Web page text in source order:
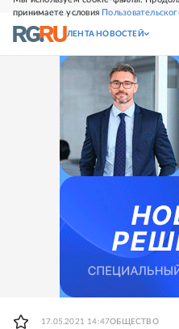
принимаете условия
СВЕЖИЙ НОМЕР
ЛЕНТА НОВОСТЕЙ
17.05.2021 14:47ОБЩЕСТВО